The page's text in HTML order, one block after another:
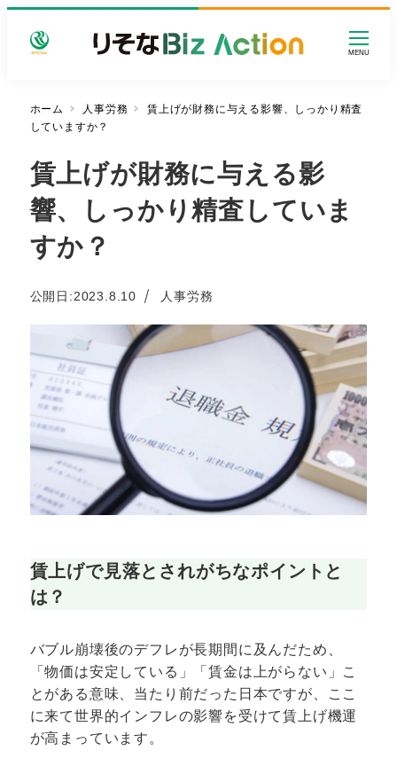
MENU
ホーム 人事労務
賃上げが財務に与える影響、しっかり精査
していますか？
賃上げが財務に与える影
響、しっかり精査していま
すか？
公開日:
投稿日
2023.8.10 カテゴリー
人事労務
賃上げで見落とされがちなポイントと
は？
バブル崩壊後のデフレが長期間に及んだため、
「物価は安定している」「賃金は上がらない」こ
とがある意味、当たり前だった日本ですが、ここ
に来て世界的インフレの影響を受けて賃上げ機運
が高まっています。